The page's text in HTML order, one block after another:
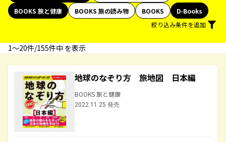
BOOKS 旅と健康
BOOKS 旅の読み物 BOOKS
D-Books
絞り込み条件を追加
1〜20件/155件中 を表示
地球のなぞり方 旅地図 日本編
BOOKS 旅と健康
2022.11.25 発売